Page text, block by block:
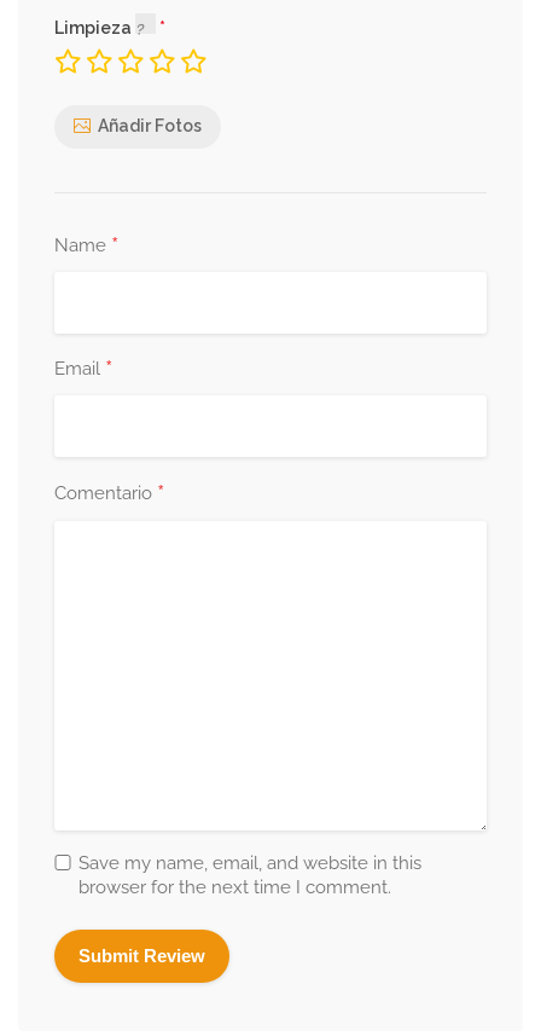
Limpieza
Añadir Fotos
Name *
Email *
Comentario *
Save my name, email, and website in this
browser for the next time I comment.